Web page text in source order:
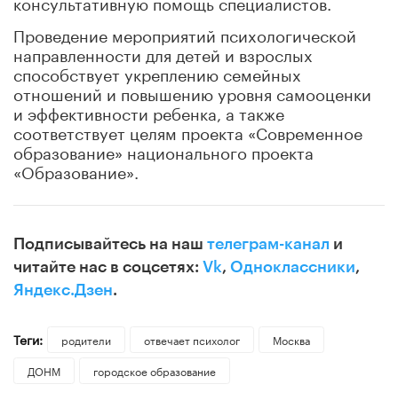
Проведение мероприятий психологической
направленности для детей и взрослых
способствует укреплению семейных
отношений и повышению уровня самооценки
и эффективности ребенка, а также
соответствует целям проекта «Современное
образование» национального проекта
«Образование».
Подписывайтесь на наш телеграм-канал и
читайте нас в соцсетях: Vk, Одноклассники,
Яндекс.Дзен.
Теги: родители отвечает психолог
Москва
ДОНМ
городское образование